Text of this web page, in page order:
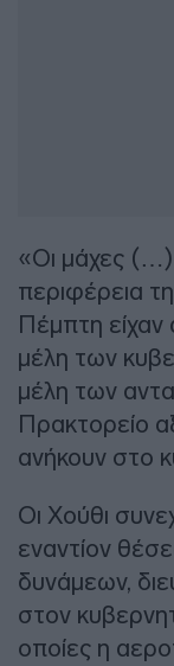
«Οι μάχες
περιφέρεια
Πέμπτη
μέλη των
μέλη των
Πρακτορείο
ανήκουν στο
Οι Χούθι
εναντίον
δυνάμεων,
στον
οποίες η